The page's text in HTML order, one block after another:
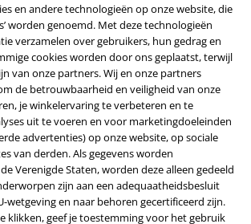
en andere technologieën op onze website, die
worden genoemd. Met deze technologieën
verzamelen over gebruikers, hun gedrag en
cookies worden door ons geplaatst, terwijl
van onze partners. Wij en onze partners
de betrouwbaarheid en veiligheid van onze
je winkelervaring te verbeteren en te
uit te voeren en voor marketingdoeleinden
advertenties) op onze website, op sociale
van derden. Als gegevens worden
Verenigde Staten, worden deze alleen gedeeld
zijn aan een adequaatheidsbesluit
wetgeving en naar behoren gecertificeerd zijn.
klikken, geef je toestemming voor het gebruik